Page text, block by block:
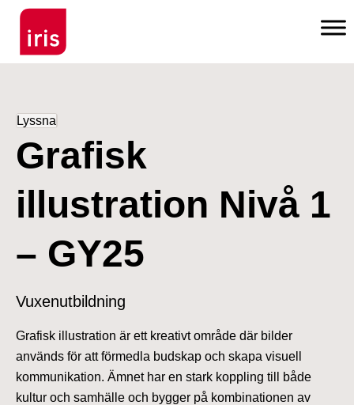
Lyssna
Grafisk
illustration Nivå 1
– GY25
Vuxenutbildning
Grafisk illustration är ett kreativt område där bilder
används för att förmedla budskap och skapa visuell
kommunikation. Ämnet har en stark koppling till både
kultur och samhälle och bygger på kombinationen av